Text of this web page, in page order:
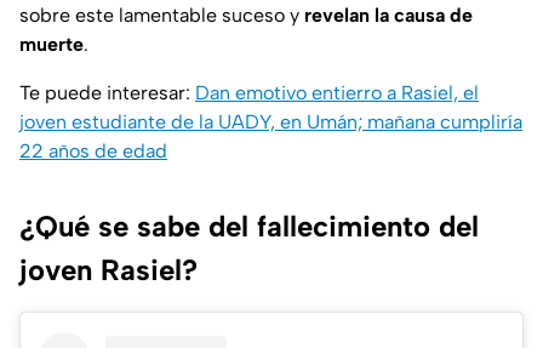
sobre este lamentable suceso y revelan la causa de
muerte.
Te puede interesar: Dan emotivo entierro a Rasiel, el
joven estudiante de la UADY, en Umán; mañana cumpliría
22 años de edad
¿Qué se sabe del fallecimiento del
joven Rasiel?